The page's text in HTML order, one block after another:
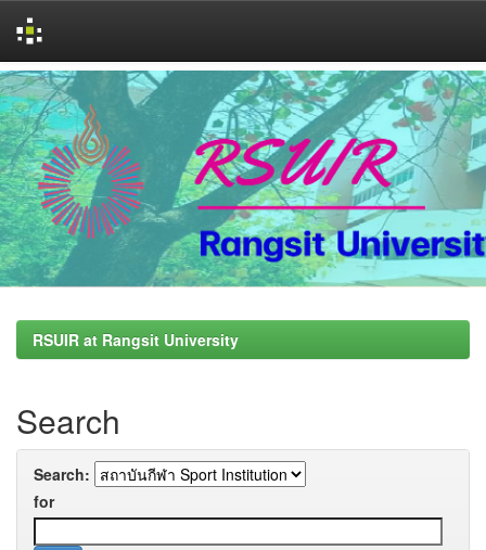
Skip
navigation
RSUIR at Rangsit University
Search
Search:
for